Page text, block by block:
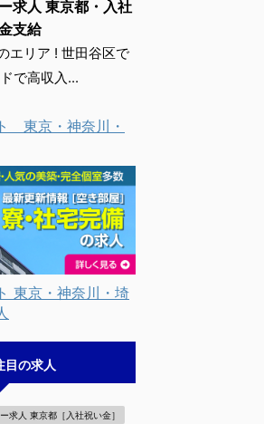
求人 東京都・入社
支給
エリア ! 世田谷区で
で高収入...
目の求人
求人 東京都［入社祝い金］